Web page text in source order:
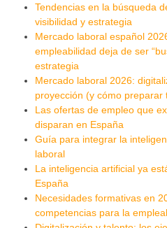
Tendencias en la búsqueda
visibilidad y estrategia
Mercado laboral español
empleabilidad deja de ser
estrategia
Mercado laboral 2026:
proyección (y cómo preparar
Las ofertas de empleo que
disparan en España
Guía para integrar la
laboral
La inteligencia artificial ya
España
Necesidades formativas en
competencias para la